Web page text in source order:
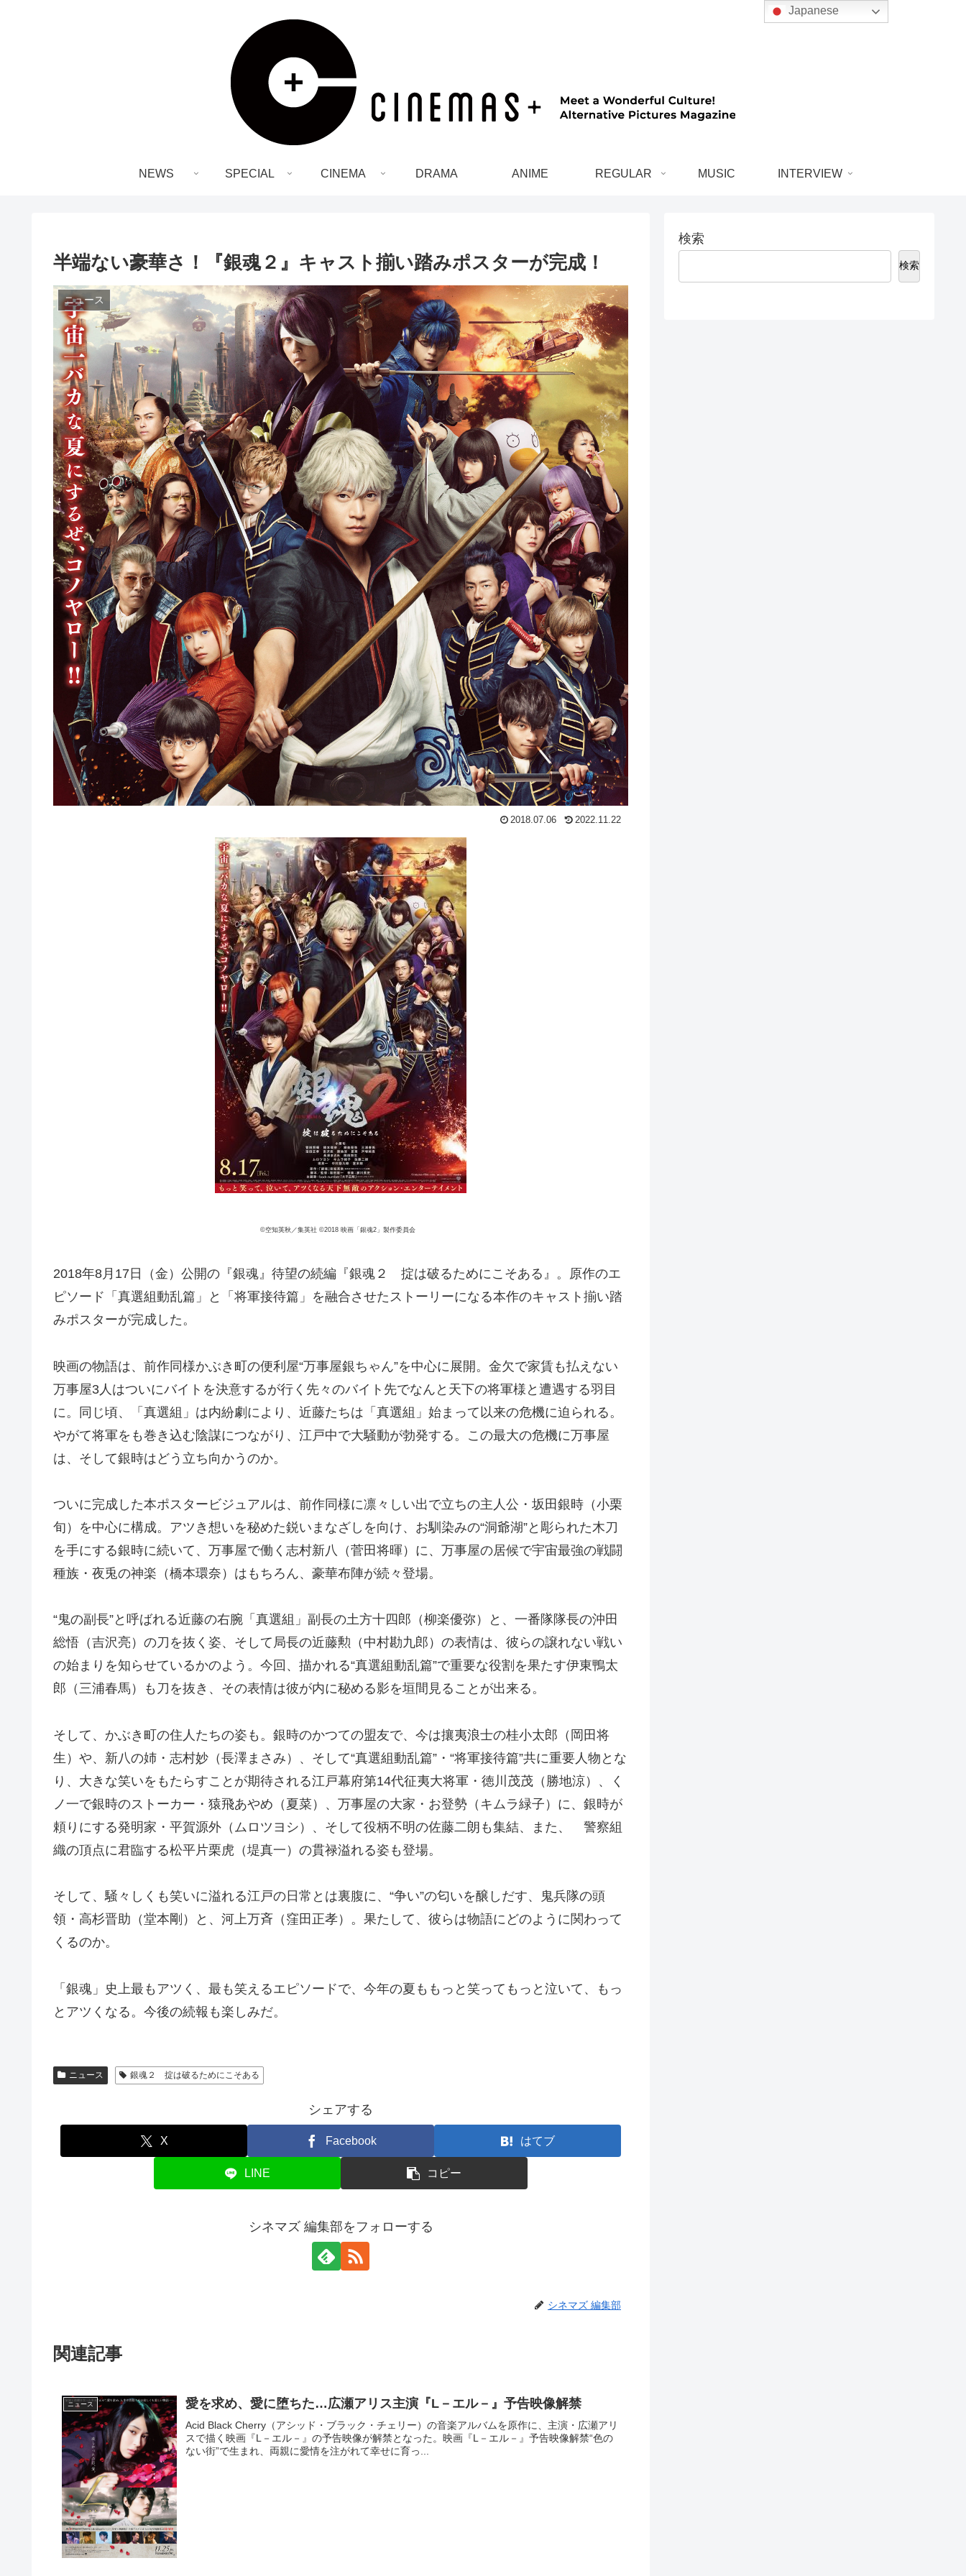
NEWS SPECIAL CINEMA DRAMA ANIME REGULAR MUSIC INTERVIEW
半端ない豪華さ！『​​銀魂２』キャスト揃い踏みポスターが完成！
ニュース
2018.07.06 2022.11.22
©空知英秋／集英社 ©2018 映画「銀魂2」製作委員会
2018年8月17日（金）公開の『銀魂』待望の続編『銀魂２ 掟は破るためにこそある』。原作のエ
ピソード「真選組動乱篇」と「将軍接待篇」を融合させたストーリーになる本作のキャスト揃い踏
みポスターが完成した。
映画の物語は、前作同様かぶき町の便利屋“万事屋銀ちゃん”を中心に展開。金欠で家賃も払えない
万事屋3人はついにバイトを決意するが行く先々のバイト先でなんと天下の将軍様と遭遇する羽目
に。同じ頃、「真選組」は内紛劇により、近藤たちは「真選組」始まって以来の危機に迫られる。
やがて将軍をも巻き込む陰謀につながり、江戸中で大騒動が勃発する。この最大の危機に万事屋
は、そして銀時はどう立ち向かうのか。
ついに完成した本ポスタービジュアルは、前作同様に凛々しい出で立ちの主人公・坂田銀時（小栗
旬）を中心に構成。アツき想いを秘めた鋭いまなざしを向け、お馴染みの“洞爺湖”と彫られた木刀
を手にする銀時に続いて、万事屋で働く志村新八（菅田将暉）に、万事屋の居候で宇宙最強の戦闘
種族・夜兎の神楽（橋本環奈）はもちろん、豪華布陣が続々登場。
“鬼の副長”と呼ばれる近藤の右腕「真選組」副長の土方十四郎（柳楽優弥）と、一番隊隊長の沖田
総悟（吉沢亮）の刀を抜く姿、そして局長の近藤勲（中村勘九郎）の表情は、彼らの譲れない戦い
の始まりを知らせているかのよう。今回、描かれる“真選組動乱篇”で重要な役割を果たす伊東鴨太
郎（三浦春馬）も刀を抜き、その表情は彼が内に秘める影を垣間見ることが出来る。
そして、かぶき町の住人たちの姿も。銀時のかつての盟友で、今は攘夷浪士の桂小太郎（岡田将
生）や、新八の姉・志村妙（長澤まさみ）、そして“真選組動乱篇”・“将軍接待篇”共に重要人物とな
り、大きな笑いをもたらすことが期待される江戸幕府第14代征夷大将軍・徳川茂茂（勝地涼）、く
ノ一で銀時のストーカー・猿飛あやめ（夏菜）、万事屋の大家・お登勢（キムラ緑子）に、銀時が
頼りにする発明家・平賀源外（ムロツヨシ）、そして役柄不明の佐藤二朗も集結、また、 警察組
織の頂点に君臨する松平片栗虎（堤真一）の貫禄溢れる姿も登場。
そして、騒々しくも笑いに溢れる江戸の日常とは裏腹に、“争い”の匂いを醸しだす、鬼兵隊の頭
領・高杉晋助（堂本剛）と、河上万斉（窪田正孝）。果たして、彼らは物語にどのように関わって
くるのか。
「銀魂」史上最もアツく、最も笑えるエピソードで、今年の夏ももっと笑ってもっと泣いて、もっ
とアツくなる。今後の続報も楽しみだ。
ニュース 銀魂２ 掟は破るためにこそある
シェアする
X Facebook はてブ
LINE コピー
シネマズ 編集部をフォローする
シネマズ 編集部
関連記事
ニュース 愛を求め、愛に堕ちた…広瀬アリス主演『L－エル－』予告映像解禁
Acid Black Cherry（アシッド・ブラック・チェリー）の音楽アルバムを原作に、主演・広瀬アリ
スで描く映画『L－エル－』の予告映像が解禁となった。映画『L－エル－』予告映像解禁“色の
ない街”で生まれ、両親に愛情を注がれて幸せに育っ...
検索
検索
Japanese